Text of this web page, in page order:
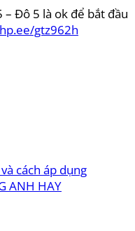
– Đô 5 là ok để bắt đầu
gtz962h
cách áp dụng
ANH HAY